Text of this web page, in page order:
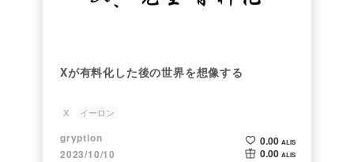
Xが有料化した後の世界を想像する
X イーロン
gryption
2023/10/10
0.00 ALIS
0.00 ALIS